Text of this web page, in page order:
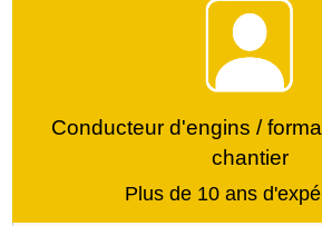
Conducteur d'engins /
chantier
Plus de 10 ans